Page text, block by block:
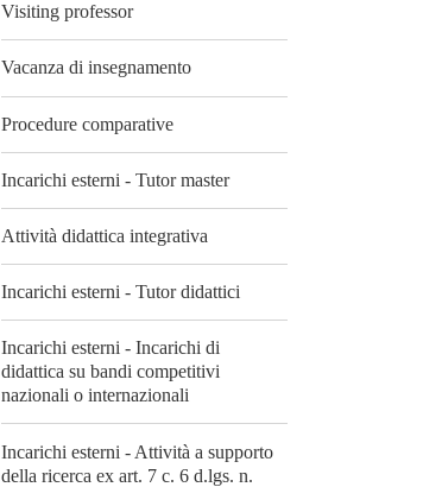
Visiting professor
Vacanza di insegnamento
Procedure comparative
Incarichi esterni - Tutor master
Attività didattica integrativa
Incarichi esterni - Tutor didattici
Incarichi esterni - Incarichi di
didattica su bandi competitivi
nazionali o internazionali
Incarichi esterni - Attività a supporto
della ricerca ex art. 7 c. 6 d.lgs. n.